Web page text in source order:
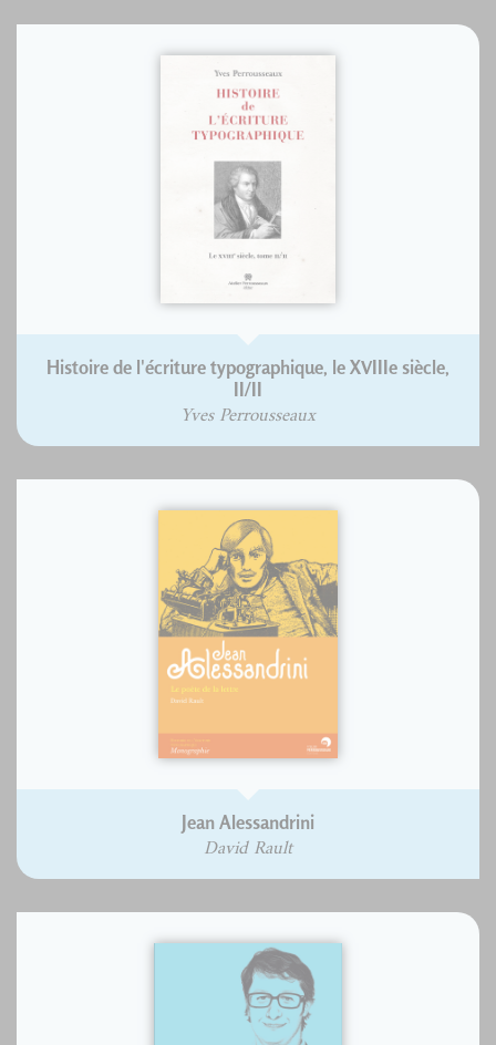
Histoire de l'écriture typographique, le XVIIIe siècle,
II/II
Yves Perrousseaux
Jean Alessandrini
David Rault